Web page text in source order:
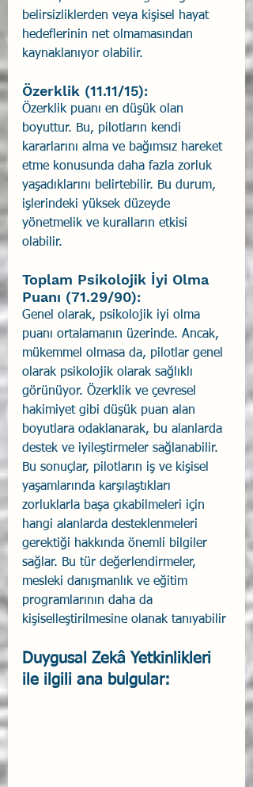
belirsizliklerden veya kişisel hayat
hedeflerinin net olmamasından
kaynaklanıyor olabilir.
Özerklik (11.11/15):
Özerklik puanı en düşük olan
boyuttur. Bu, pilotların kendi
kararlarını alma ve bağımsız hareket
etme konusunda daha fazla zorluk
yaşadıklarını belirtebilir. Bu durum,
işlerindeki yüksek düzeyde
yönetmelik ve kuralların etkisi
olabilir.
Toplam Psikolojik İyi Olma
Puanı (71.29/90):
Genel olarak, psikolojik iyi olma
puanı ortalamanın üzerinde. Ancak,
mükemmel olmasa da, pilotlar genel
olarak psikolojik olarak sağlıklı
görünüyor. Özerklik ve çevresel
hakimiyet gibi düşük puan alan
boyutlara odaklanarak, bu alanlarda
destek ve iyileştirmeler sağlanabilir.
Bu sonuçlar, pilotların iş ve kişisel
yaşamlarında karşılaştıkları
zorluklarla başa çıkabilmeleri için
hangi alanlarda desteklenmeleri
gerektiği hakkında önemli bilgiler
sağlar. Bu tür değerlendirmeler,
mesleki danışmanlık ve eğitim
programlarının daha da
kişiselleştirilmesine olanak tanıyabilir
Duygusal Zekâ Yetkinlikleri
ile ilgili ana bulgular: